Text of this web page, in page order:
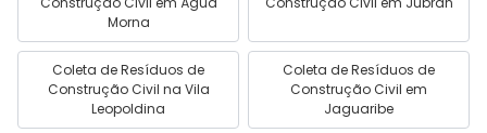
Morna
Coleta de Resíduos de
Construção Civil na Vila
Leopoldina
Coleta de Resíduos de
Construção Civil em
Jaguaribe